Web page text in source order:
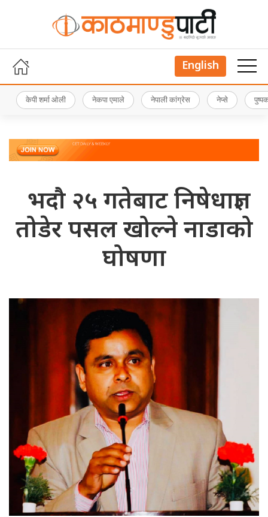
English
केपी शर्मा ओली नेकपा एमाले नेपाली कांग्रेस नेप्से
भदौ २५ गतेबाट निषेधाज्ञा
तोडेर पसल खोल्ने नाडाको
घोषणा